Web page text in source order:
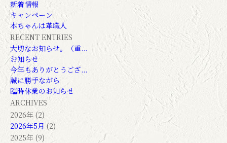
新着情報
キャンペーン
本ちゃんは革職人
RECENT ENTRIES
大切なお知らせ。（重...
お知らせ
今年もありがとうござ...
誠に勝手ながら
臨時休業のお知らせ
ARCHIVES
2026年 (2)
2026年5月 (2)
2025年 (9)